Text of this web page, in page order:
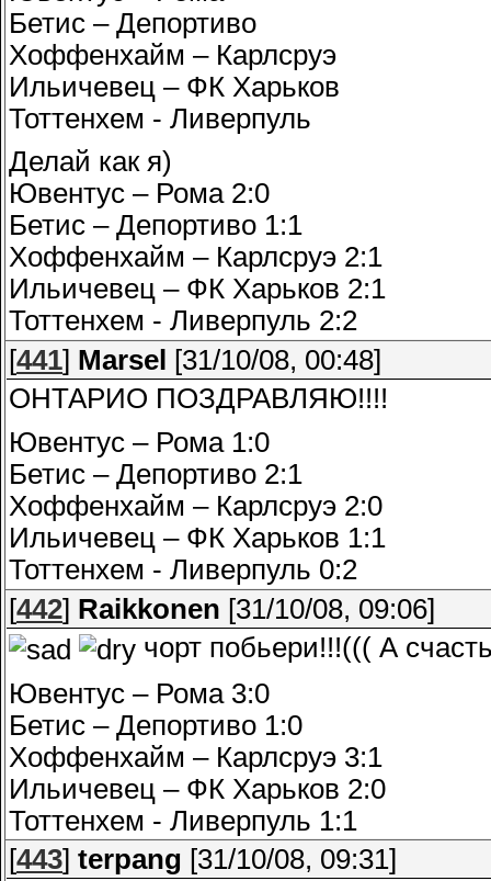
Бетис – Депортиво
Хоффенхайм – Карлсруэ
Ильичевец – ФК Харьков
Тоттенхем - Ливерпуль
Делай как я)
Ювентус – Рома 2:0
Бетис – Депортиво 1:1
Хоффенхайм – Карлсруэ 2:1
Ильичевец – ФК Харьков 2:1
Тоттенхем - Ливерпуль 2:2
[441] Marsel
[31/10/08, 00:48]
ОНТАРИО ПОЗДРАВЛЯЮ!!!!
Ювентус – Рома 1:0
Бетис – Депортиво 2:1
Хоффенхайм – Карлсруэ 2:0
Ильичевец – ФК Харьков 1:1
Тоттенхем - Ливерпуль 0:2
[442] Raikkonen [31/10/08, 09:06]
чорт побьери!!!((( А
Ювентус – Рома 3:0
Бетис – Депортиво 1:0
Хоффенхайм – Карлсруэ 3:1
Ильичевец – ФК Харьков 2:0
Тоттенхем - Ливерпуль 1:1
[443] terpang [31/10/08, 09:31]